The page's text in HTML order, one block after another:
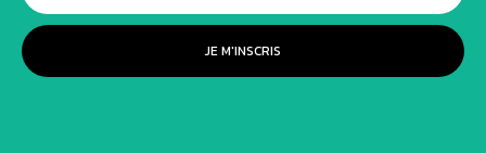
JE M'INSCRIS